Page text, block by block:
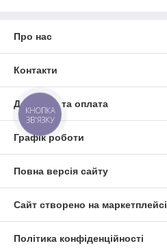
Про нас
Контакти
Доставка та оплата
Графік роботи
Повна версія сайту
Сайт створено на маркетплейсі
Політика конфіденційності
КНОПКА
ЗВ'ЯЗКУ